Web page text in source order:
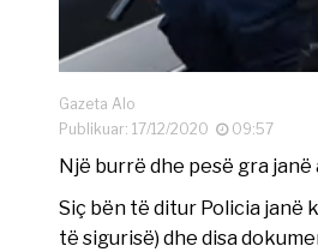
Gazeta Alo
Publikuar: 17/12/2020
09:57
Një burrë dhe pesë gra
Siç bën të ditur Policia janë
të sigurisë) dhe disa